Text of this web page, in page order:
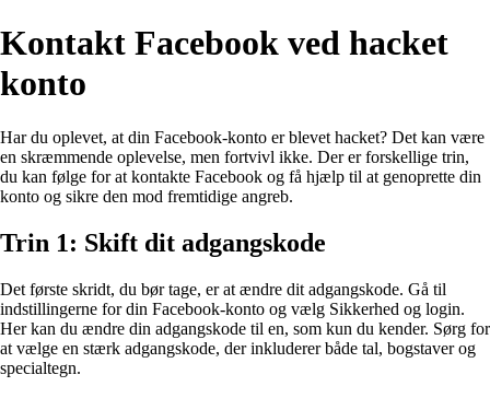
Kontakt Facebook ved hacket
konto
Har du oplevet, at din Facebook-konto er blevet hacket? Det kan være
en skræmmende oplevelse, men fortvivl ikke. Der er forskellige trin,
du kan følge for at kontakte Facebook og få hjælp til at genoprette din
konto og sikre den mod fremtidige angreb.
Trin 1: Skift dit adgangskode
Det første skridt, du bør tage, er at ændre dit adgangskode. Gå til
indstillingerne for din Facebook-konto og vælg Sikkerhed og login.
Her kan du ændre din adgangskode til en, som kun du kender. Sørg for
at vælge en stærk adgangskode, der inkluderer både tal, bogstaver og
specialtegn.